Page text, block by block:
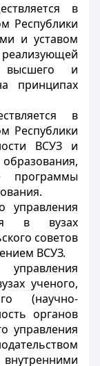
в
Республики
и уставом
высшего и
принципах
в
Республики
ВСУЗ и
программы
управления
в вузах
советов
ВСУЗ.
ученого,
(научно-
органов
управления